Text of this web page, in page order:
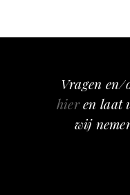
Vragen en/
hieren laat
wij